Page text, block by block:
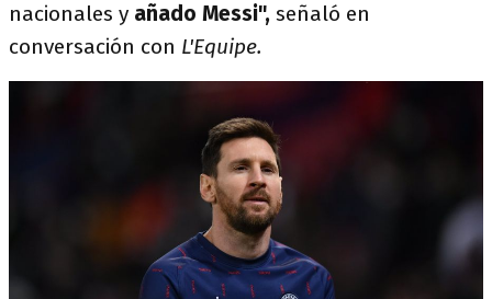
nacionales y añado Messi", señaló en
conversación con L'Equipe.